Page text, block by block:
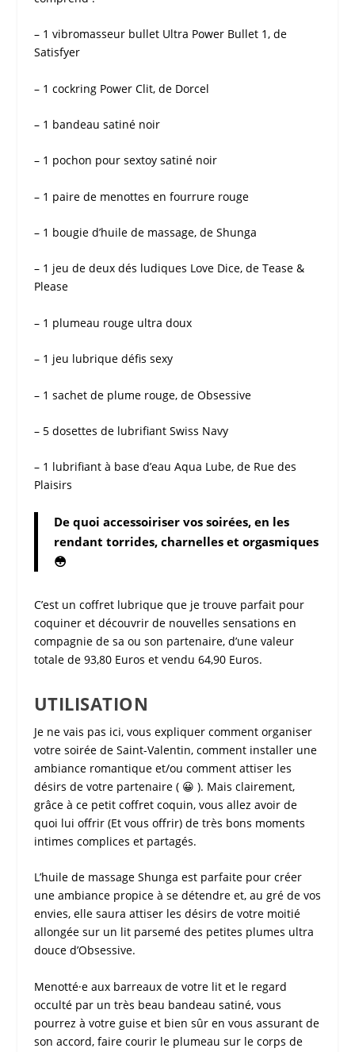
– 1 vibromasseur bullet Ultra Power Bullet 1, de
Satisfyer
– 1 cockring Power Clit, de Dorcel
– 1 bandeau satiné noir
– 1 pochon pour sextoysatiné noir
– 1 paire de menottes en fourrure rouge
– 1 bougie d’huile de massage, de Shunga
– 1 jeu de deux dés ludiques Love Dice, de Tease &
Please
– 1 plumeau rouge ultra doux
– 1 jeu lubrique défis sexy
– 1 sachet de plume rouge, de Obsessive
– 5 dosettes de lubrifiant Swiss Navy
– 1 lubrifiant à base d’eau Aqua Lube, de Rue des
Plaisirs
De quoi accessoiriser vos soirées, en les
rendant torrides, charnelles et orgasmiques
😳
C’est un coffret lubriqueque je trouve parfait pour
coquiner et découvrir de nouvelles sensations en
compagnie de sa ou son partenaire, d’une valeur
totale de 93,80 Euros et vendu 64,90 Euros.
UTILISATION
Je ne vais pas ici, vous expliquer comment organiser
votre soirée de Saint-Valentin, comment installer une
ambiance romantique et/ou comment attiser les
désirs de votre partenaire ( 😀 ). Mais clairement,
grâce à ce petit coffret coquin, vous allez avoir de
quoi lui offrir (Et vous offrir) de très bons moments
intimes complices et partagés.
L’huile de massage Shunga est parfaite pour créer
une ambiance propice à se détendre et, au gré de vos
envies, elle saura attiser les désirs de votre moitié
allongée sur un lit parsemé des petites plumes ultra
douce d’Obsessive.
Menotté·e aux barreaux de votre lit et le regard
occulté par un très beau bandeau satiné, vous
pourrez à votre guise et bien sûr en vous assurant de
son accord, faire courir le plumeau sur le corps de